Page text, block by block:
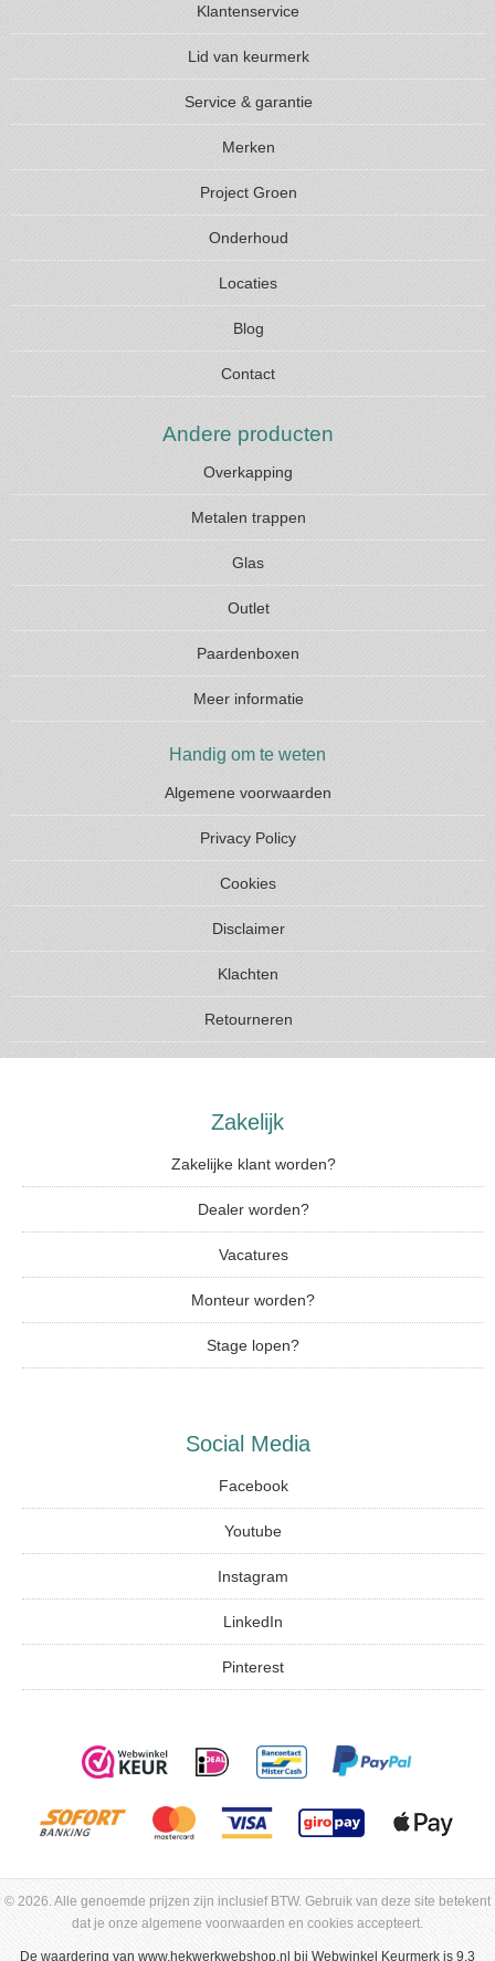
Klantenservice
Lid van keurmerk
Service & garantie
Merken
Project Groen
Onderhoud
Locaties
Blog
Contact
Andere producten
Overkapping
Metalen trappen
Glas
Outlet
Paardenboxen
Meer informatie
Handig om te weten
Algemene voorwaarden
Privacy Policy
Cookies
Disclaimer
Klachten
Retourneren
Zakelijk
Zakelijke klant worden?
Dealer worden?
Vacatures
Monteur worden?
Stage lopen?
Social Media
Facebook
Youtube
Instagram
LinkedIn
Pinterest
© 2026. Alle genoemde prijzen zijn inclusief BTW. Gebruik van deze site betekent
dat je onze algemene voorwaarden en cookies accepteert.
De waardering van www.hekwerkwebshop.nl bij Webwinkel Keurmerk is 9.3